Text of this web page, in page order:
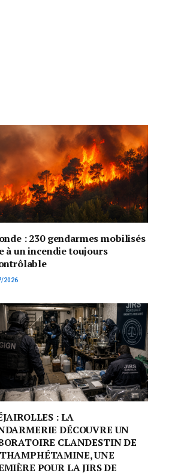
: 230 gendarmes mobilisés
à un incendie toujours
2026
: LA
DÉCOUVRE UN
CLANDESTIN DE
UNE
POUR LA JIRS DE